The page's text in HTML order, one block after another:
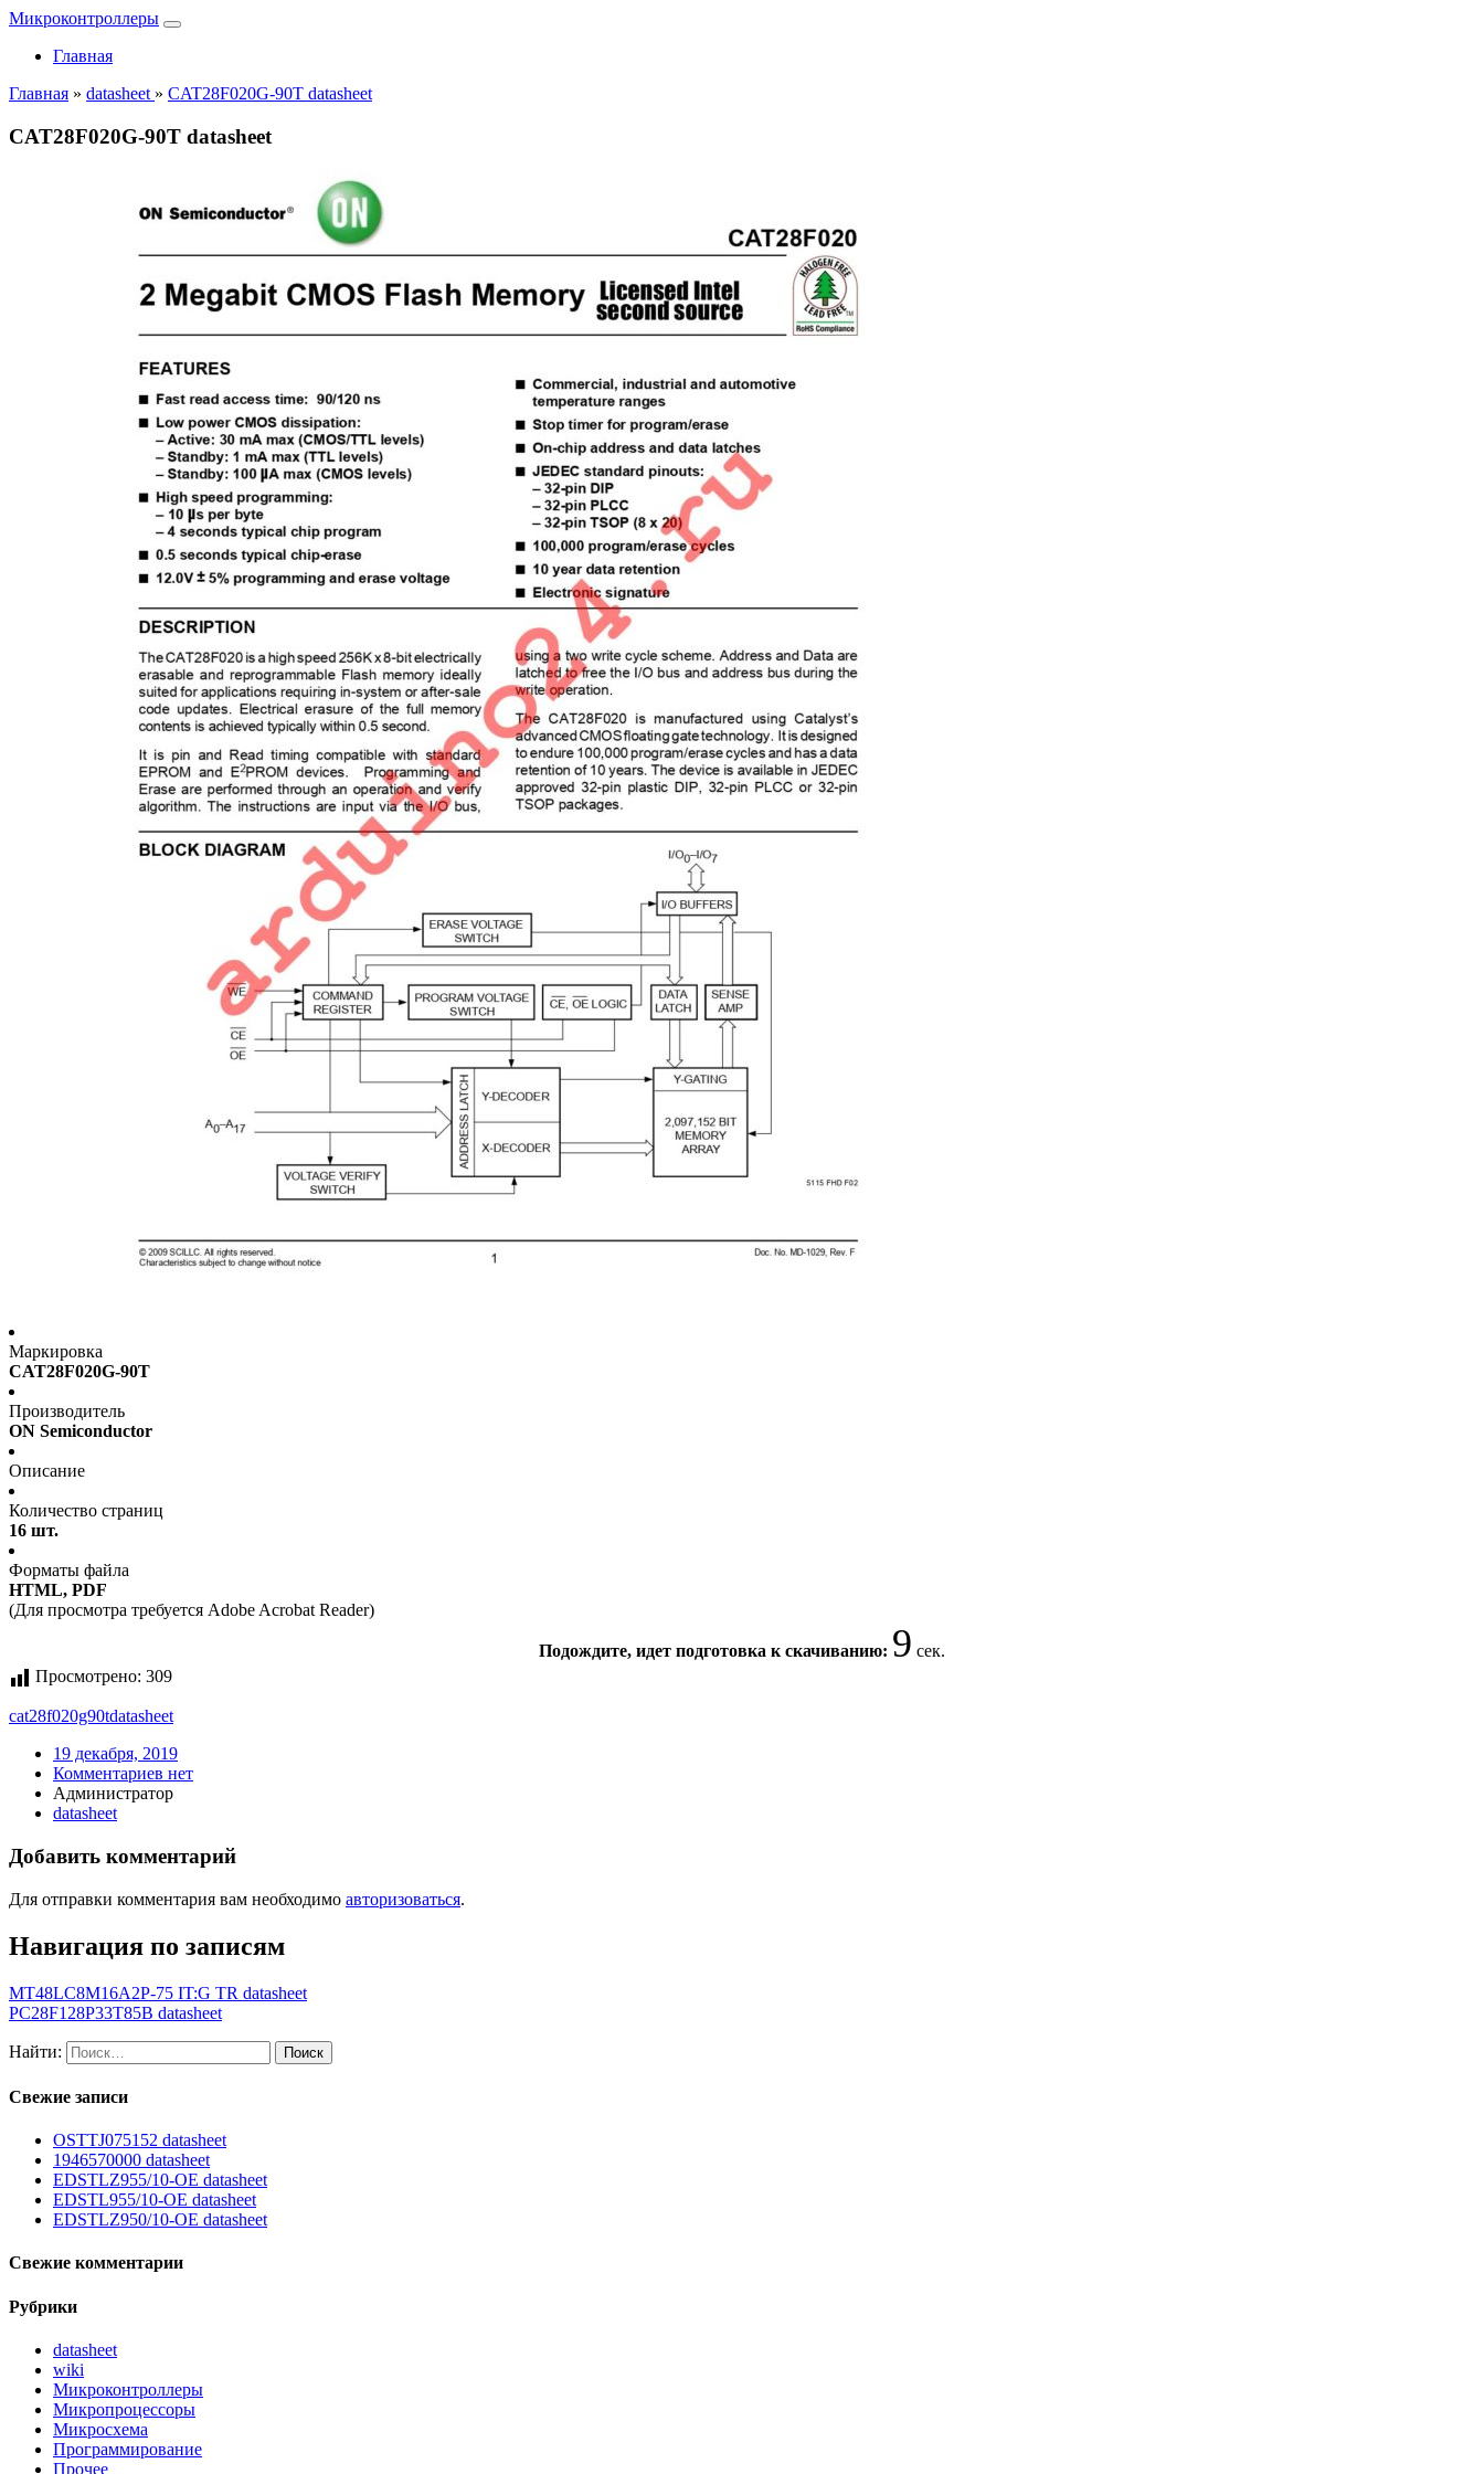
Микроконтроллеры
Главная
Главная » datasheet » CAT28F020G-90T datasheet
CAT28F020G-90T datasheet
Маркировка
CAT28F020G-90T
Производитель
ON Semiconductor
Описание
Количество страниц
16 шт.
Форматы файла
HTML, PDF
(Для просмотра требуется Adobe Acrobat Reader)
Подождите, идет подготовка к скачиванию: 9 сек.
Просмотрено: 309
cat28f020g90tdatasheet
19 декабря, 2019
Комментариев нет
Администратор
datasheet
Добавить комментарий
Для отправки комментария вам необходимо авторизоваться.
Навигация по записям
MT48LC8M16A2P-75 IT:G TR datasheet
PC28F128P33T85B datasheet
Найти:
Свежие записи
OSTTJ075152 datasheet
1946570000 datasheet
EDSTLZ955/10-OE datasheet
EDSTL955/10-OE datasheet
EDSTLZ950/10-OE datasheet
Свежие комментарии
Рубрики
datasheet
wiki
Микроконтроллеры
Микропроцессоры
Микросхема
Программирование
Прочее